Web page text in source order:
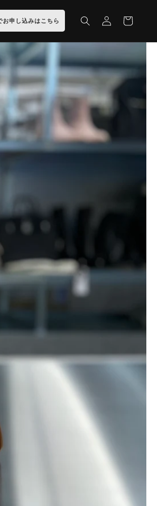
お申し込みはこちら
グ
イ
ー